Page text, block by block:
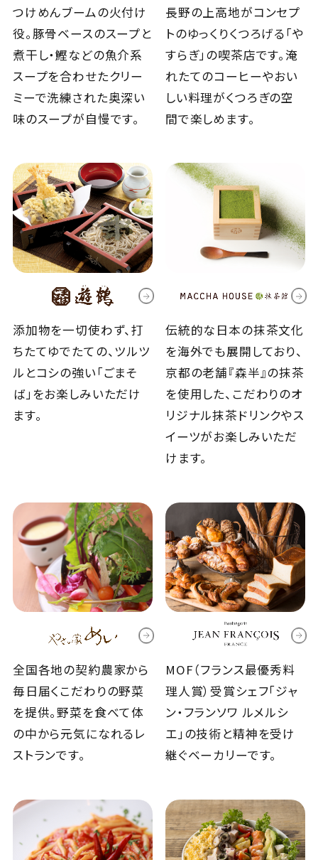
つけめんブームの火付け
役。豚骨ベースのスープと
煮干し・鰹などの魚介系
スープを合わせたクリー
ミーで洗練された奥深い
味のスープが自慢です。
長野の上高地がコンセプ
トのゆっくりくつろげる「や
すらぎ」の喫茶店です。淹
れたてのコーヒーやおい
しい料理がくつろぎの空
間で楽しめます。
添加物を一切使わず、打
ちたてゆでたての、ツルツ
ルとコシの強い「ごまそ
ば」をお楽しみいただけ
ます。
伝統的な日本の抹茶文化
を海外でも展開しており、
京都の老舗『森半』の抹茶
を使用した、こだわりのオ
リジナル抹茶ドリンクやス
イーツがお楽しみいただ
けます。
全国各地の契約農家から
毎日届くこだわりの野菜
を提供。野菜を食べて体
の中から元気になれるレ
ストランです。
MOF（フランス最優秀料
理人賞）受賞シェフ「ジャ
ン・フランソワ ルメルシ
エ」の技術と精神を受け
継ぐベーカリーです。